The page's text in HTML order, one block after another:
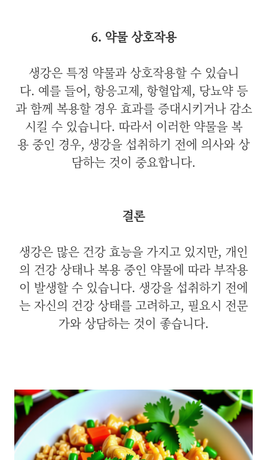
6. 약물 상호작용
생강은 특정 약물과 상호작용할 수 있습니
다. 예를 들어, 항응고제, 항혈압제, 당뇨약 등
과 함께 복용할 경우 효과를 증대시키거나 감소
시킬 수 있습니다. 따라서 이러한 약물을 복
용 중인 경우, 생강을 섭취하기 전에 의사와 상
담하는 것이 중요합니다.
결론
생강은 많은 건강 효능을 가지고 있지만, 개인
의 건강 상태나 복용 중인 약물에 따라 부작용
이 발생할 수 있습니다. 생강을 섭취하기 전에
는 자신의 건강 상태를 고려하고, 필요시 전문
가와 상담하는 것이 좋습니다.